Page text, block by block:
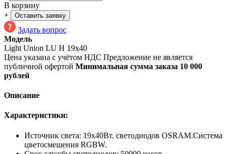
В корзину
+
Оставить заявку
Задать вопрос
Модель
Light Union LU H 19x40
Цена указана с учётом НДС Предложение не является
публичной офертой Минимальная сумма заказа 10 000
рублей
Описание
Характеристики:
Источник света: 19х40Вт. светодиодов OSRAM.Система
цветосмешения RGBW.